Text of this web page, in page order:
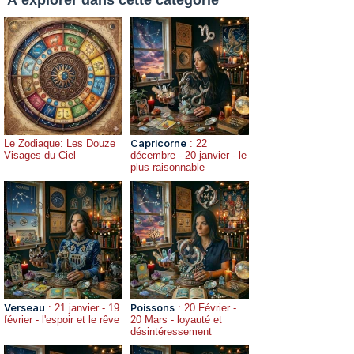
Le Zodiaque: Les Douze
Visages du Ciel
Capricorne : 22
décembre - 20 janvier - le
plus raisonnable
Verseau : 21 janvier - 19
février - l'espoir et le rêve
Poissons : 20 Février -
20 Mars - loyauté et
désintéressement